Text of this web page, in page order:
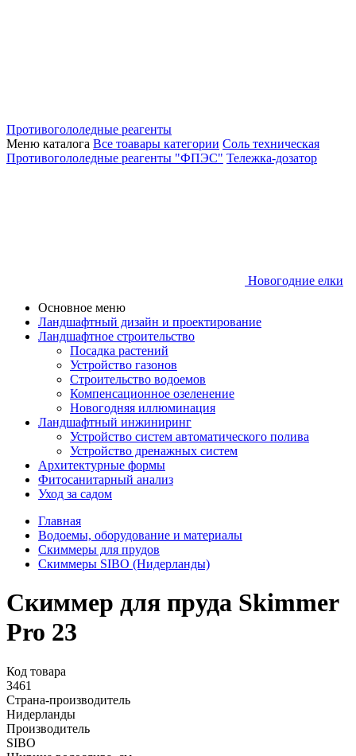
Противогололедные реагенты
Меню каталога Все тоавары категории Соль техническая
Противогололедные реагенты "ФПЭС" Тележка-дозатор
Новогодние елки
Основное меню
Ландшафтный дизайн и проектирование
Ландшафтное строительство
Посадка растений
Устройство газонов
Строительство водоемов
Компенсационное озеленение
Новогодняя иллюминация
Ландшафтный инжиниринг
Устройство систем автоматического полива
Устройство дренажных систем
Aрхитектурные формы
Фитосанитарный анализ
Уход за садом
Главная
Водоемы, оборудование и материалы
Скиммеры для прудов
Скиммеры SIBO (Нидерланды)
Скиммер для пруда Skimmer
Pro 23
Код товара
3461
Страна-производитель
Нидерланды
Производитель
SIBO